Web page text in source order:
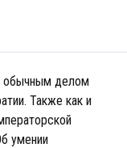
обычным делом
Также как и
умении